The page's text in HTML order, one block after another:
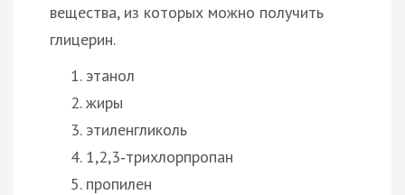
вещества, из которых можно получить
глицерин.
этанол
жиры
этиленгликоль
1,2,3‑трихлорпропан
пропилен